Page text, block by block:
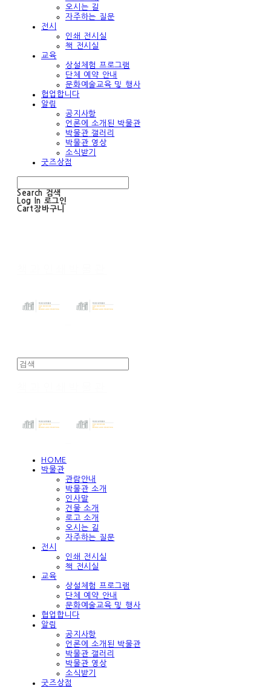
오시는 길
자주하는 질문
전시
인쇄 전시실
책 전시실
교육
상설체험 프로그램
단체 예약 안내
문화예술교육 및 행사
협업합니다
알림
공지사항
언론에 소개된 박물관
박물관 갤러리
박물관 영상
소식받기
굿즈상점
Search 검색
Log In 로그인
Cart장바구니
HOME
박물관
관람안내
박물관 소개
인사말
건물 소개
로고 소개
오시는 길
자주하는 질문
전시
인쇄 전시실
책 전시실
교육
상설체험 프로그램
단체 예약 안내
문화예술교육 및 행사
협업합니다
알림
공지사항
언론에 소개된 박물관
박물관 갤러리
박물관 영상
소식받기
굿즈상점